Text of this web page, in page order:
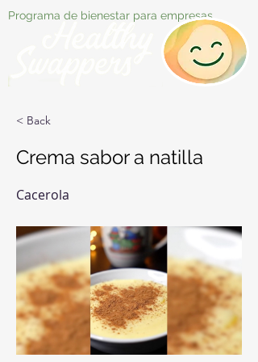
Programa de bienestar para empresas
< Back
Crema sabor a natilla
Cacerola